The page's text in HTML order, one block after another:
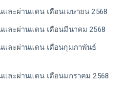
ละผ่านแดน เดือนเมษายน 2568
ละผ่านแดน เดือนมีนาคม 2568
และผ่านแดน เดือนกุมภาพันธ์
ละผ่านแดน เดือนมกราคม 2568